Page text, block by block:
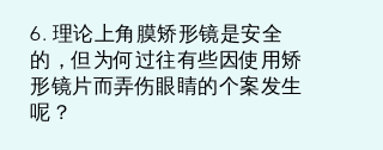
6. 理论上角膜矫形镜是安全
的，但为何过往有些因使用矫
形镜片而弄伤眼睛的个案发生
呢？